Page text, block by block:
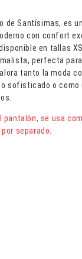
de Santísimas, es
con confort
en tallas
perfecta
tanto la moda
sofisticado o como
pantalón, se usa
separado.